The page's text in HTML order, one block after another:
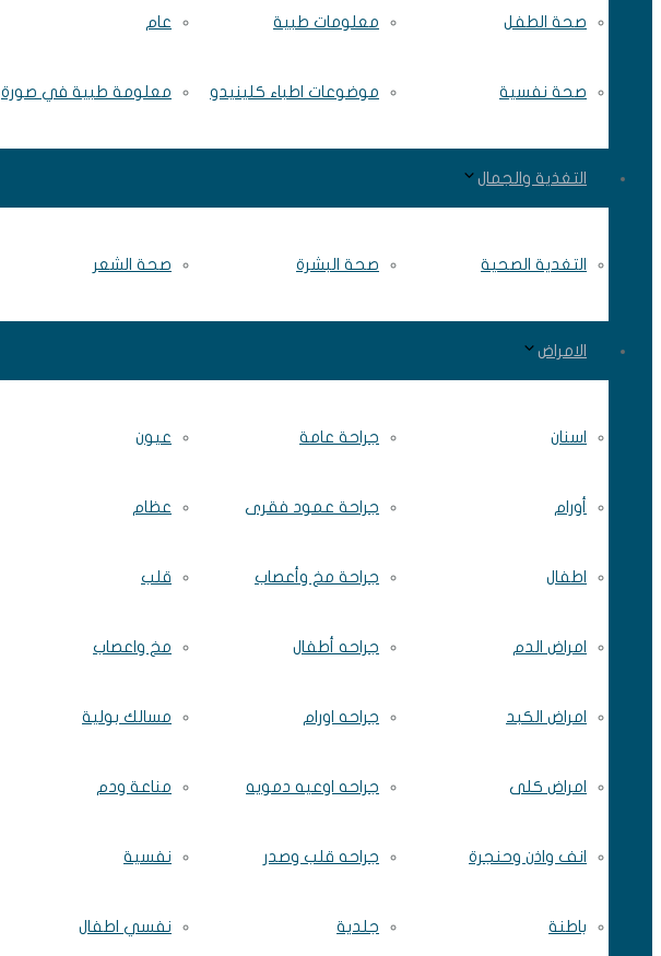
صحة الطفل
صحة نفسية
معلومات طبية
موضوعات اطباء كلينيدو
عام
معلومة طبية في صورة
التغذية والجمال
التغدية الصحية صحة البشرة صحة الشعر
الامراض
اسنان
أورام
اطفال
امراض الدم
امراض الكبد
امراض كلى
انف واذن وحنجرة
باطنة
جراحة عامة
جراحة عمود فقرى
جراحة مخ وأعصاب
جراحه أطفال
جراحه اورام
جراحه اوعيه دمويه
جراحه قلب وصدر
جلدية
عيون
عظام
قلب
مخ واعصاب
مسالك بولية
مناعة ودم
نفسية
نفسي اطفال